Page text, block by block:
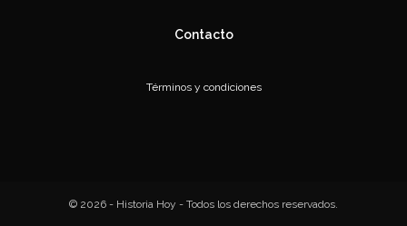
Contacto
Términos y condiciones
© 2026 - Historia Hoy - Todos los derechos reservados.